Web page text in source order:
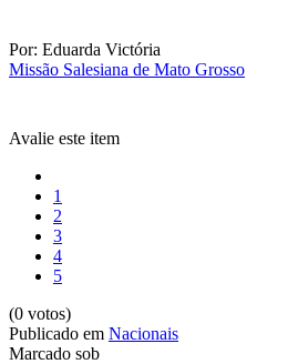
Por: Eduarda Victória
Missão Salesiana de Mato Grosso
Avalie este item
1
2
3
4
5
(0 votos)
Publicado em Nacionais
Marcado sob